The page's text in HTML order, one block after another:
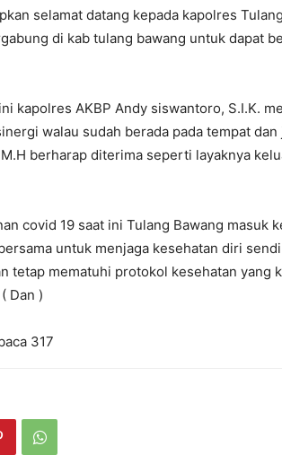
selamat datang kepada kapolres
di kab tulang bawang untuk dapat
kapolres AKBP Andy siswantoro, S.I.K.
walau sudah berada pada tempat
berharap diterima seperti layaknya
covid 19 saat ini Tulang Bawang masuk
untuk menjaga kesehatan diri
tetap mematuhi protokol kesehatan yang
Dan )
317